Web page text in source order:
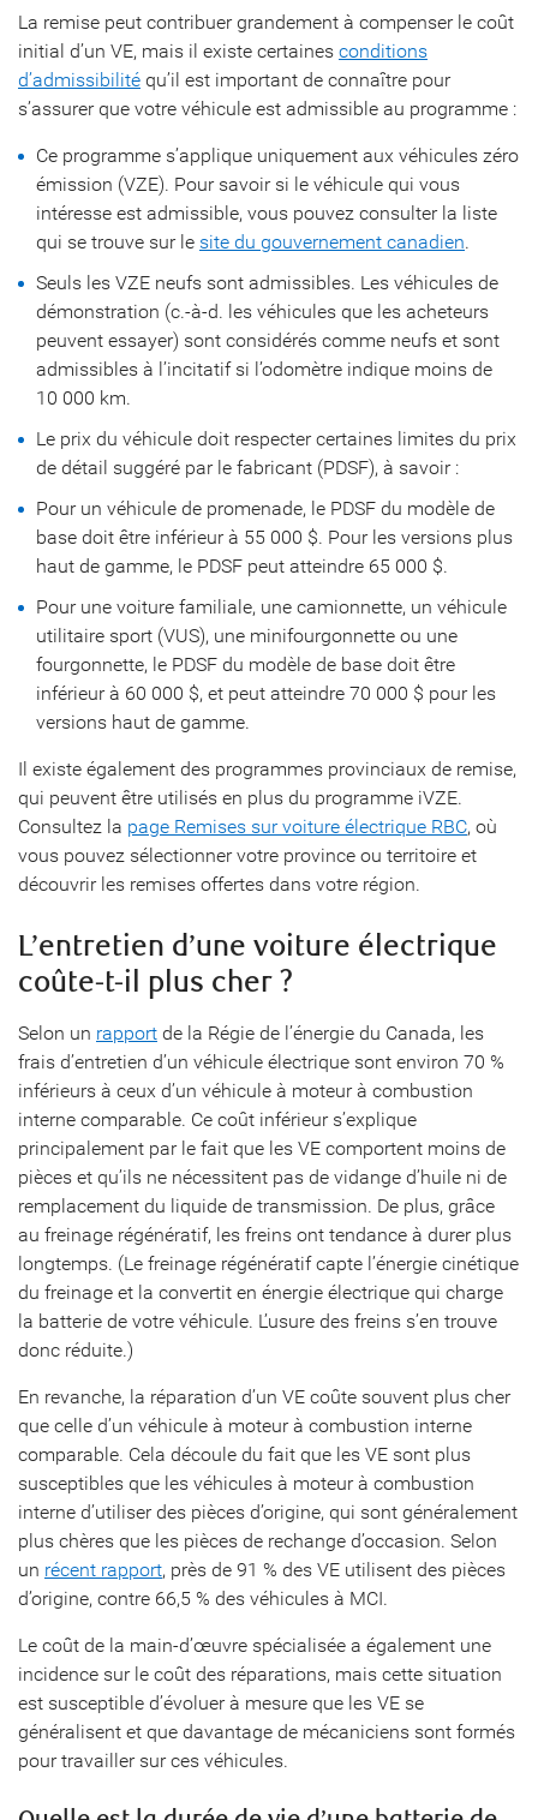
La remise peut contribuer grandement à compenser le coût
initial d’un VE, mais il existe certaines conditions
d’admissibilité qu’il est important de connaître pour
s’assurer que votre véhicule est admissible au programme :
Ce programme s’applique uniquement aux véhicules zéro
émission (VZE). Pour savoir si le véhicule qui vous
intéresse est admissible, vous pouvez consulter la liste
qui se trouve sur le site du gouvernement canadien.
Seuls les VZE neufs sont admissibles. Les véhicules de
démonstration (c.-à-d. les véhicules que les acheteurs
peuvent essayer) sont considérés comme neufs et sont
admissibles à l’incitatif si l’odomètre indique moins de
10 000 km.
Le prix du véhicule doit respecter certaines limites du prix
de détail suggéré par le fabricant (PDSF), à savoir :
Pour un véhicule de promenade, le PDSF du modèle de
base doit être inférieur à 55 000 $. Pour les versions plus
haut de gamme, le PDSF peut atteindre 65 000 $.
Pour une voiture familiale, une camionnette, un véhicule
utilitaire sport (VUS), une minifourgonnette ou une
fourgonnette, le PDSF du modèle de base doit être
inférieur à 60 000 $, et peut atteindre 70 000 $ pour les
versions haut de gamme.
Il existe également des programmes provinciaux de remise,
qui peuvent être utilisés en plus du programme iVZE.
Consultez la page Remises sur voiture électrique RBC, où
vous pouvez sélectionner votre province ou territoire et
découvrir les remises offertes dans votre région.
L’entretien d’une voiture électrique
coûte-t-il plus cher ?
Selon un rapport de la Régie de l’énergie du Canada, les
frais d’entretien d’un véhicule électrique sont environ 70 %
inférieurs à ceux d’un véhicule à moteur à combustion
interne comparable. Ce coût inférieur s’explique
principalement par le fait que les VE comportent moins de
pièces et qu’ils ne nécessitent pas de vidange d’huile ni de
remplacement du liquide de transmission. De plus, grâce
au freinage régénératif, les freins ont tendance à durer plus
longtemps. (Le freinage régénératif capte l’énergie cinétique
du freinage et la convertit en énergie électrique qui charge
la batterie de votre véhicule. L’usure des freins s’en trouve
donc réduite.)
En revanche, la réparation d’un VE coûte souvent plus cher
que celle d’un véhicule à moteur à combustion interne
comparable. Cela découle du fait que les VE sont plus
susceptibles que les véhicules à moteur à combustion
interne d’utiliser des pièces d’origine, qui sont généralement
plus chères que les pièces de rechange d’occasion. Selon
un récent rapport, près de 91 % des VE utilisent des pièces
d’origine, contre 66,5 % des véhicules à MCI.
Le coût de la main-d’œuvre spécialisée a également une
incidence sur le coût des réparations, mais cette situation
est susceptible d’évoluer à mesure que les VE se
généralisent et que davantage de mécaniciens sont formés
pour travailler sur ces véhicules.